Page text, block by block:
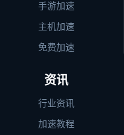
手游加速
主机加速
免费加速
资讯
行业资讯
加速教程